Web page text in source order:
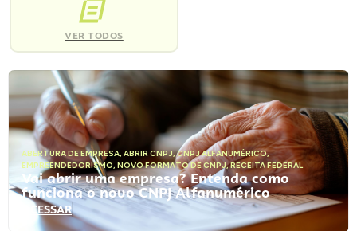
VER TODOS
ABERTURA DE EMPRESA, ABRIR CNPJ,CNPJ ALFANUMÉRICO,
EMPREENDEDORISMO, NOVO FORMATO DE CNPJ,RECEITA FEDERAL
Vai abrir uma empresa? Entenda como
funciona o novo CNPJ Alfanumérico
ACESSAR